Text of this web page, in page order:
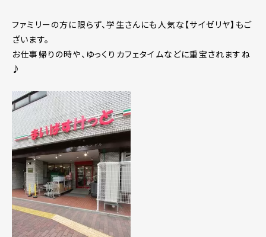
ファミリーの方に限らず、学生さんにも人気な【サイゼリヤ】もご
ざいます。
お仕事帰りの時や、ゆっくりカフェタイムなどに重宝されますね
♪